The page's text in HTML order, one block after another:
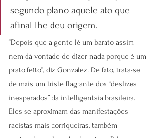
segundo plano aquele ato que
afinal lhe deu origem.
“Depois que a gente lê um barato assim
nem dá vontade de dizer nada porque é um
prato feito”, diz Gonzalez. De fato, trata-se
de mais um triste flagrante dos “deslizes
inesperados” da intelligentsia brasileira.
Eles se aproximam das manifestações
racistas mais corriqueiras, também